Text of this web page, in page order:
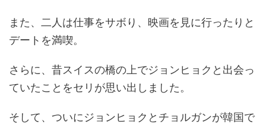
また、二人は仕事をサボり、映画を見に行ったりと
デートを満喫。
さらに、昔スイスの橋の上でジョンヒョクと出会っ
ていたことをセリが思い出しました。
そして、ついにジョンヒョクとチョルガンが韓国で